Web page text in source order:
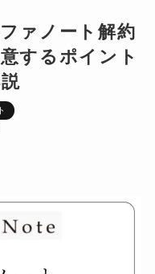
ァノート解約
するポイント